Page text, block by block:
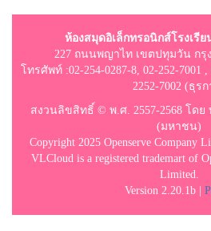
ห้องสมุดอิเล็กทรอนิกส์โรงเรี
227 ถนนพญาไท เขตปทุมวัน กรุ
โทรศัพท์ :02-254-0287-8, 02-252-7001
2252-7002 (ธุรก
สงวนลิขสิทธิ์ © พ.ศ. 2557-2568 โดย
(มหาชน)
Copyright 2025 Openserve Company
VLCloud is a registered trademart of
Limited.
Version 2.20.1b |